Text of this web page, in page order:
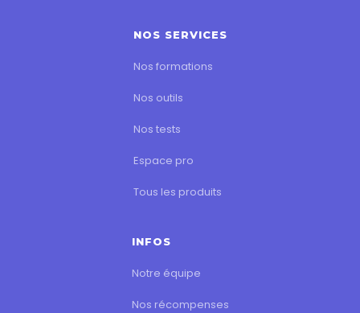
NOS SERVICES
Nos formations
Nos outils
Nos tests
Espace pro
Tous les produits
INFOS
Notre équipe
Nos récompenses